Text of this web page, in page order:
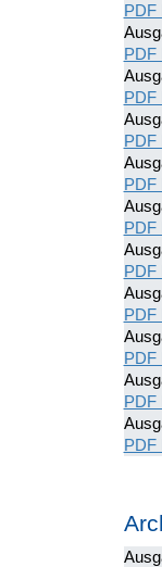
PDF
PDF
PDF
PDF
PDF
PDF
PDF
PDF
PDF
PDF
PDF